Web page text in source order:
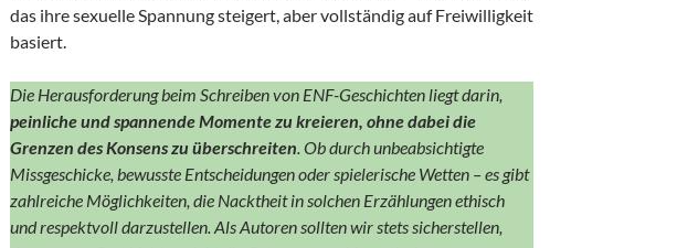
das ihre sexuelle Spannung steigert, aber vollständig auf Freiwilligkeit
basiert.
Die Herausforderung beim Schreiben von ENF-Geschichten liegt darin,
peinliche und spannende Momente zu kreieren, ohne dabei die
Grenzen des Konsens zu überschreiten. Ob durch unbeabsichtigte
Missgeschicke, bewusste Entscheidungen oder spielerische Wetten – es gibt
zahlreiche Möglichkeiten, die Nacktheit in solchen Erzählungen ethisch
und respektvoll darzustellen. Als Autoren sollten wir stets sicherstellen,